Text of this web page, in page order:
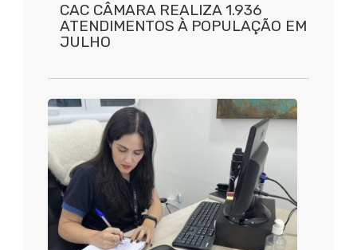
CAC CÂMARA REALIZA 1.936
ATENDIMENTOS À POPULAÇÃO EM
JULHO